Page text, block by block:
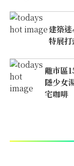
建築
特展
離市區
隱少女
宅咖啡